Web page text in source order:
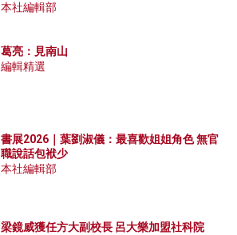
本社編輯部
葛亮：見南山
編輯精選
書展2026｜葉劉淑儀：最喜歡姐姐角色 無官
職說話包袱少
本社編輯部
梁鏡威獲任方大副校長 呂大樂加盟社科院